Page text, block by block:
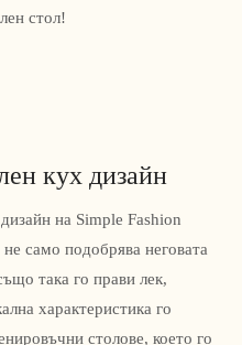
стол!
кух дизайн
на Simple Fashion
само подобрява неговата
така го прави лек,
характеристика го
столове, което го